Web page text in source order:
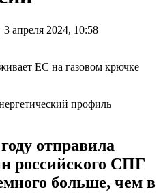
3 апреля 2024, 10:58
профиль
отправила
российского СПГ
больше, чем в